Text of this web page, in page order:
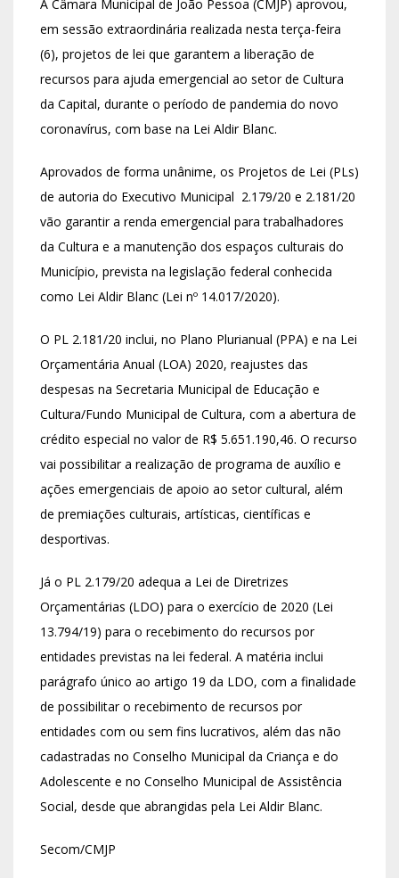
A Câmara Municipal de João Pessoa (CMJP) aprovou,
em sessão extraordinária realizada nesta terça-feira
(6), projetos de lei que garantem a liberação de
recursos para ajuda emergencial ao setor de Cultura
da Capital, durante o período de pandemia do novo
coronavírus, com base na Lei Aldir Blanc.
Aprovados de forma unânime, os Projetos de Lei (PLs)
de autoria do Executivo Municipal 2.179/20 e 2.181/20
vão garantir a renda emergencial para trabalhadores
da Cultura e a manutenção dos espaços culturais do
Município, prevista na legislação federal conhecida
como Lei Aldir Blanc (Lei nº 14.017/2020).
O PL 2.181/20 inclui, no Plano Plurianual (PPA) e na Lei
Orçamentária Anual (LOA) 2020, reajustes das
despesas na Secretaria Municipal de Educação e
Cultura/Fundo Municipal de Cultura, com a abertura de
crédito especial no valor de R$ 5.651.190,46. O recurso
vai possibilitar a realização de programa de auxílio e
ações emergenciais de apoio ao setor cultural, além
de premiações culturais, artísticas, científicas e
desportivas.
Já o PL 2.179/20 adequa a Lei de Diretrizes
Orçamentárias (LDO) para o exercício de 2020 (Lei
13.794/19) para o recebimento do recursos por
entidades previstas na lei federal. A matéria inclui
parágrafo único ao artigo 19 da LDO, com a finalidade
de possibilitar o recebimento de recursos por
entidades com ou sem fins lucrativos, além das não
cadastradas no Conselho Municipal da Criança e do
Adolescente e no Conselho Municipal de Assistência
Social, desde que abrangidas pela Lei Aldir Blanc.
Secom/CMJP